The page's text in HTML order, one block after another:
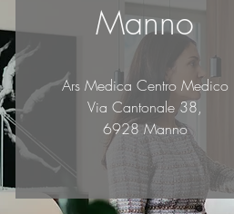
Manno
Ars Medica Centro Medico
Via Cantonale 38,
6928 Manno